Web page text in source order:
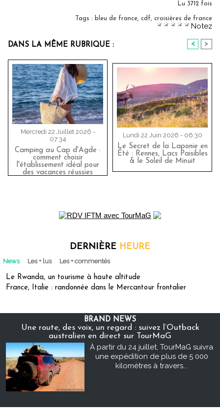
Lu 3712 fois
Tags : bleu de france, cdf, croisières de france
Notez
DANS LA MÊME RUBRIQUE : < >
Mercredi 22 Juillet 2026 -
07:34
Camping au Cap d'Agde :
comment choisir
l'établissement idéal pour
des vacances réussies
Lundi 22 Juin 2026 - 06:30
Le Secret de la Laponie en
Été : Rennes, Lacs Paisibles
& le Soleil de Minuit
DERNIÈRE HEURE
News Les + lus Les + commentés
Le Rwanda, un tourisme à haute altitude
France, Italie : randonnée dans le Mercantour frontalier
BRAND NEWS
Une route, des voix, un regard : suivez l’Outback
australien en direct sur TourMaG
À partir du 24 juillet, TourMaG suivra
une expédition de plus de 5 000
kilomètres à travers...